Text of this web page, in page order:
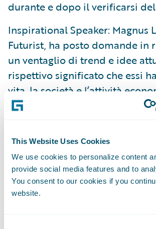
This Website Uses Cookies
We use cookies to personalize content
provide social media features and to
You consent to our cookies if you
website.
durante e dopo il verificarsi
Inspirational Speaker: Magnus
Futurist, ha posto domande in
un ventaglio di trend e idee
rispettivo significato che essi
vita, la società e l’attività
asserito che, da ultimo, la
ha definito la tecnologia come
trasformare qualcosa di pratico
di magico;
Admiral Group plc: Christophe